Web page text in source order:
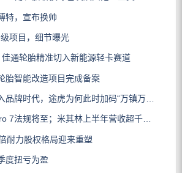
特，宣布换帅
项目，细节曝光
通轮胎精准切入新能源轻卡赛道
胎智能改造项目完成备案
牌时代，途虎为何此时加码“万镇万店”？
林上半年营收超千亿；倍耐力上半年盈利稳增；龙星炭黑斩获欧洲近万吨订单
耐力股权格局迎来重塑
度扭亏为盈